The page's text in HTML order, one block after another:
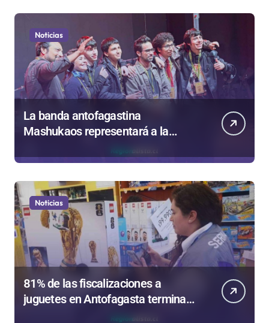
Noticias
La banda antofagastina
Mashukaos representará a la
de Valparaíso
Noticias
81% de las fiscalizaciones a
juguetes en Antofagasta termina
en sumarios sanitarios